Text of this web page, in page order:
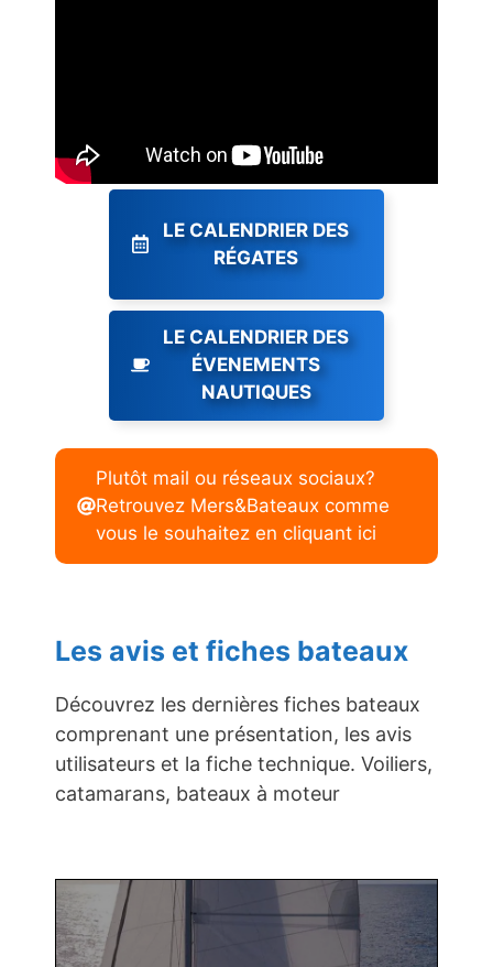
LE CALENDRIER DES
RÉGATES
LE CALENDRIER DES
ÉVENEMENTS
NAUTIQUES
Plutôt mail ou réseaux sociaux?
Retrouvez Mers&Bateaux comme
vous le souhaitez en cliquant ici
Les avis et fiches bateaux
Découvrez les dernières fiches bateaux
comprenant une présentation, les avis
utilisateurs et la fiche technique. Voiliers,
catamarans, bateaux à moteur